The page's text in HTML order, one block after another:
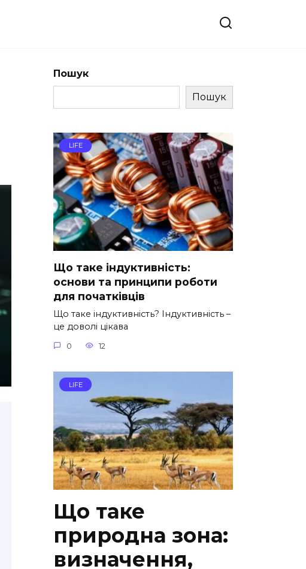
Пошук
Пошук
LIFE
Що таке індуктивність:
основи та принципи роботи
для початківців
Що таке індуктивність? Індуктивність –
це доволі цікава
0 12
LIFE
Що таке
природна зона:
визначення,